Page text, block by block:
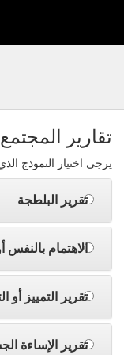
تقارير
يرجى اختيار النموذج
تقرير البلطجة
الاهتمام بالنفس
تقرير التمييز أو
تقرير الإساءة